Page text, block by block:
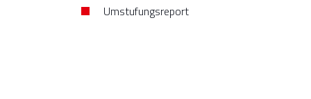
Umstufungsreport